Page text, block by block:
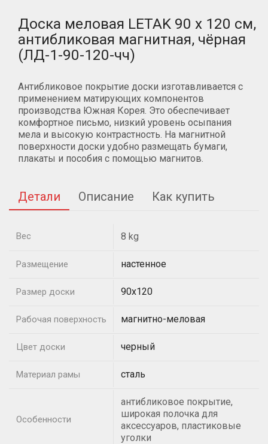
Доска меловая LETAK 90 x 120 см,
антибликовая магнитная, чёрная
(ЛД-1-90-120-чч)
Антибликовое покрытие доски изготавливается с
применением матирующих компонентов
производства Южная Корея. Это обеспечивает
комфортное письмо, низкий уровень осыпания
мела и высокую контрастность. На магнитной
поверхности доски удобно размещать бумаги,
плакаты и пособия с помощью магнитов.
Детали Описание Как купить
Вес 8 kg
Размещение настенное
Размер доски 90х120
Рабочая поверхность магнитно-меловая
Цвет доски черный
Материал рамы сталь
Особенности
антибликовое покрытие,
широкая полочка для
аксессуаров, пластиковые
уголки